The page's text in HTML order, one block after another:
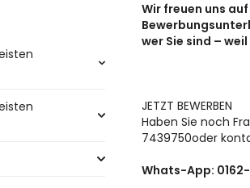
Jobs:
Wir freuen uns
wer Sie sind –
JETZT BEWERBEN
Haben Sie noch
7439750oder
Whats-App: